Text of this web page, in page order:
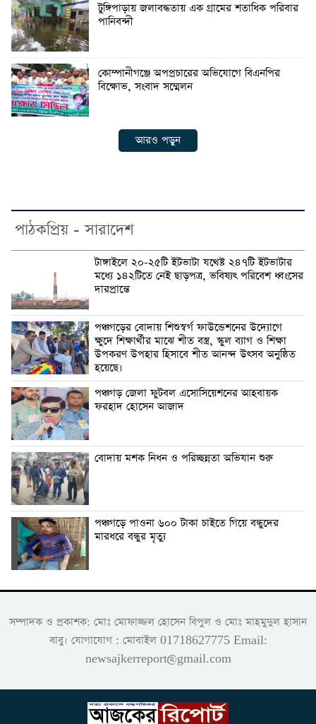
টুঙ্গিপাড়ায় জলাবদ্ধতায় এক গ্রামের শতাধিক পরিবার
পানিবন্দী
কোম্পানীগঞ্জে অপপ্রচারের অভিযোগে বিএনপির
বিক্ষোভ, সংবাদ সম্মেলন
আরও পড়ুন
পাঠকপ্রিয় - সারাদেশ
টাঙ্গাইলে ২০-২৫টি ইটভাটা যথেষ্ট ২৪৭টি ইটভাটার
মধ্যে ১৪২টিতে নেই ছাড়পত্র, ভবিষ্যৎ পরিবেশ ধ্বংসের
দারপ্রান্তে
পঞ্চগড়ের বোদায় শিশুস্বর্গ ফাউন্ডেশনের উদ্যোগে
ক্ষুদে শিক্ষার্থীর মাঝে শীত বস্ত্র, স্কুল ব্যাগ ও শিক্ষা
উপকরণ উপহার হিসাবে শীত আনন্দ উৎসব অনুষ্ঠিত
হয়েছে।
পঞ্চগড় জেলা ফুটবল এসোসিয়েশনের আহবায়ক
ফরহাদ হোসেন আজাদ
বোদায় মশক নিধন ও পরিচ্ছন্নতা অভিযান শুরু
পঞ্চগড়ে পাওনা ৬০০ টাকা চাইতে গিয়ে বন্ধুদের
মারধরে বন্ধুর মৃত্যু
সম্পাদক ও প্রকাশক: মোঃ মোফাজ্জল হোসেন বিপুল ও মোঃ মাহমুদুল হাসান
বাবু। যোগাযোগ : মোবাইল 01718627775 Email:
newsajkerreport@gmail.com